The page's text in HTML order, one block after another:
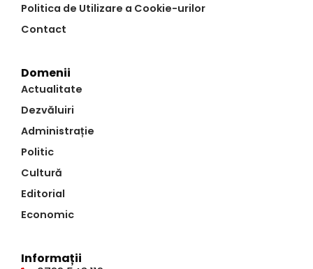
Politica de Utilizare a Cookie-urilor
Contact
Domenii
Actualitate
Dezvăluiri
Administrație
Politic
Cultură
Editorial
Economic
Informații